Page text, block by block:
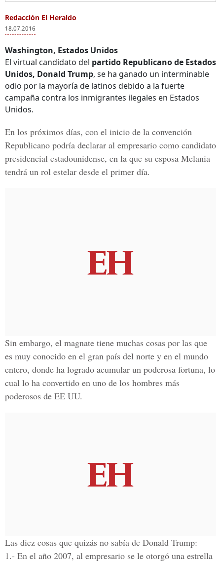
Redacción El Heraldo
18.07.2016
Washington, Estados Unidos
El virtual candidato del partido Republicano de Estados
Unidos, Donald Trump, se ha ganado un interminable
odio por la mayoría de latinos debido a la fuerte
campaña contra los inmigrantes ilegales en Estados
Unidos.
En los próximos días, con el inicio de la convención
Republicano podría declarar al empresario como candidato
presidencial estadounidense, en la que su esposa Melania
tendrá un rol estelar desde el primer día.
Sin embargo, el magnate tiene muchas cosas por las que
es muy conocido en el gran país del norte y en el mundo
entero, donde ha logrado acumular un poderosa fortuna, lo
cual lo ha convertido en uno de los hombres más
poderosos de EE UU.
Las diez cosas que quizás no sabía de Donald Trump:
1.- En el año 2007, al empresario se le otorgó una estrella